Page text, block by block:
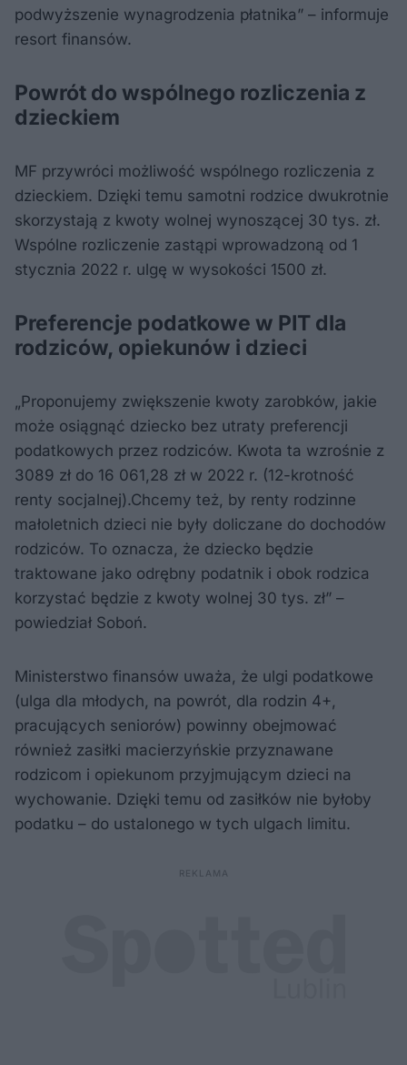
podwyższenie wynagrodzenia płatnika” – informuje
resort finansów.
Powrót do wspólnego rozliczenia z
dzieckiem
MF przywróci możliwość wspólnego rozliczenia z
dzieckiem. Dzięki temu samotni rodzice dwukrotnie
skorzystają z kwoty wolnej wynoszącej 30 tys. zł.
Wspólne rozliczenie zastąpi wprowadzoną od 1
stycznia 2022 r. ulgę w wysokości 1500 zł.
Preferencje podatkowe w PIT dla
rodziców, opiekunów i dzieci
„Proponujemy zwiększenie kwoty zarobków, jakie
może osiągnąć dziecko bez utraty preferencji
podatkowych przez rodziców. Kwota ta wzrośnie z
3089 zł do 16 061,28 zł w 2022 r. (12-krotność
renty socjalnej).Chcemy też, by renty rodzinne
małoletnich dzieci nie były doliczane do dochodów
rodziców. To oznacza, że dziecko będzie
traktowane jako odrębny podatnik i obok rodzica
korzystać będzie z kwoty wolnej 30 tys. zł” –
powiedział Soboń.
Ministerstwo finansów uważa, że ulgi podatkowe
(ulga dla młodych, na powrót, dla rodzin 4+,
pracujących seniorów) powinny obejmować
również zasiłki macierzyńskie przyznawane
rodzicom i opiekunom przyjmującym dzieci na
wychowanie. Dzięki temu od zasiłków nie byłoby
podatku – do ustalonego w tych ulgach limitu.